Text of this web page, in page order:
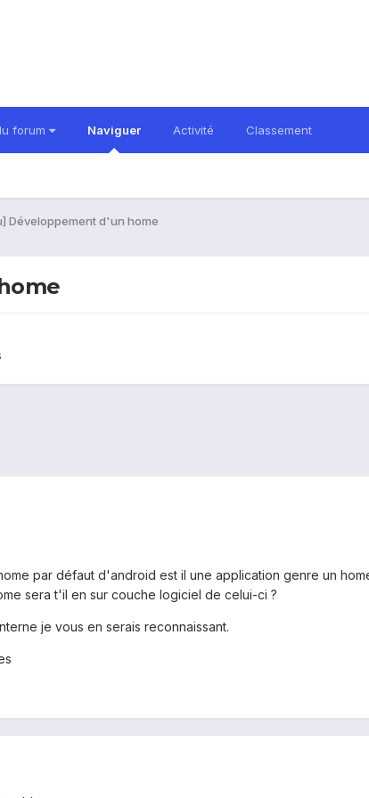
forum Naviguer Activité Classement
Développement d'un home
par défaut d'android est il une application genre un
sera t'il en sur couche logiciel de celui-ci ?
je vous en serais reconnaissant.